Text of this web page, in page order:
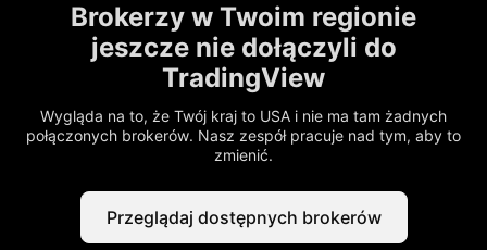
Brokerzy w Twoim regionie
jeszcze nie dołączyli do
TradingView
Wygląda na to, że Twój kraj to USA i nie ma tam żadnych
połączonych brokerów. Nasz zespół pracuje nad tym, aby to
zmienić.
Przeglądaj dostępnych brokerów